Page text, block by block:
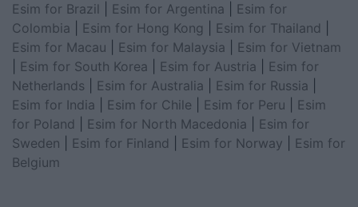
Esim for Brazil
Esim for Argentina
Esim for
Colombia
Esim for Hong Kong Esim for Thailand
Esim for Macau
Esim for Malaysia
Esim for Vietnam
Esim for South Korea Esim for Austria
Esim for
Netherlands
Esim for Australia Esim for Russia
Esim for India
Esim for Chile Esim for Peru
Esim
for Poland
Esim for North Macedonia
Esim for
Sweden
Esim for Finland Esim for Norway
Esim for
Belgium